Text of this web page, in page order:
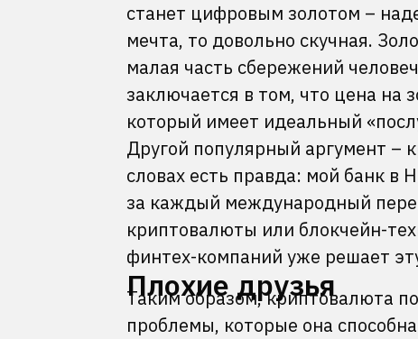
станет цифровым золотом –
мечта, то довольно скучная.
малая часть сбережений
заключается в том, что цена на
который имеет идеальный
Другой популярный аргумент –
словах есть правда: мой банк в
за каждый международный
криптовалюты или блокчейн-
финтех-компаний уже решает
Плохие друзья
Таким образом, криптовалюта
проблемы, которые она